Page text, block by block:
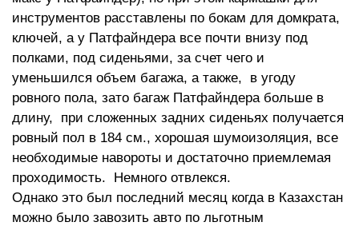
инструментов расставлены по бокам для домкрата,
ключей, а у Патфайндера все почти внизу под
полками, под сиденьями, за счет чего и
уменьшился объем багажа, а также, в угоду
ровного пола, зато багаж Патфайндера больше в
длину, при сложенных задних сиденьях получается
ровный пол в 184 см., хорошая шумоизоляция, все
необходимые навороты и достаточно приемлемая
проходимость. Немного отвлекся.
Однако это был последний месяц когда в Казахстан
можно было завозить авто по льготным